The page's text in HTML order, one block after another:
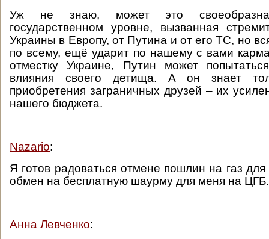
Уж не знаю, может это
государственном уровне, вызванная
Украины в Европу, от Путина и от его ТС, но
по всему, ещё ударит по нашему с вами
отместку Украине, Путин может
влияния своего детища. А он знает
приобретения заграничных друзей – их
нашего бюджета.
Nazario:
Я готов радоваться отмене пошлин на газ
обмен на бесплатную шаурму для меня на ЦГБ.
Анна Левченко: